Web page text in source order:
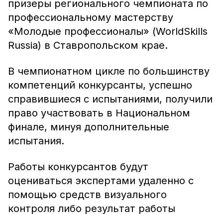
призеры регионального чемпионата по
профессиональному мастерству
«Молодые профессионалы» (WorldSkills
Russia) в Ставропольском крае.
В чемпионатном цикле по большинству
компетенций конкурсанты, успешно
справившиеся с испытаниями, получили
право участвовать в Национальном
финале, минуя дополнительные
испытания.
Работы конкурсантов будут
оцениваться экспертами удаленно с
помощью средств визуального
контроля либо результат работы